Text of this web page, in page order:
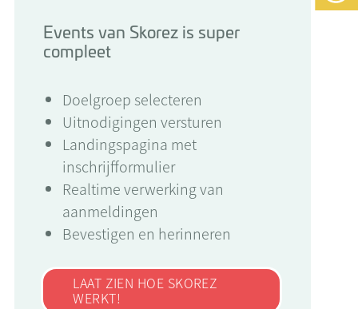
Events van Skorez is super
compleet
Doelgroep selecteren
Uitnodigingen versturen
Landingspagina met
inschrijfformulier
Realtime verwerking van
aanmeldingen
Bevestigen en herinneren
LAAT ZIEN HOE SKOREZ
WERKT!